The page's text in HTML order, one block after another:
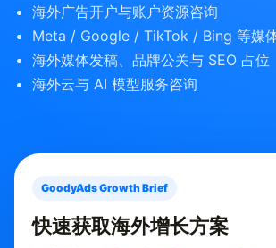
海外广告开户与账户资源咨询
Meta / Google / TikTok / Bing 等媒
海外媒体发稿、品牌公关与 SEO 占位
海外云与 AI 模型服务咨询
GoodyAds Growth Brief
快速获取海外增长方案